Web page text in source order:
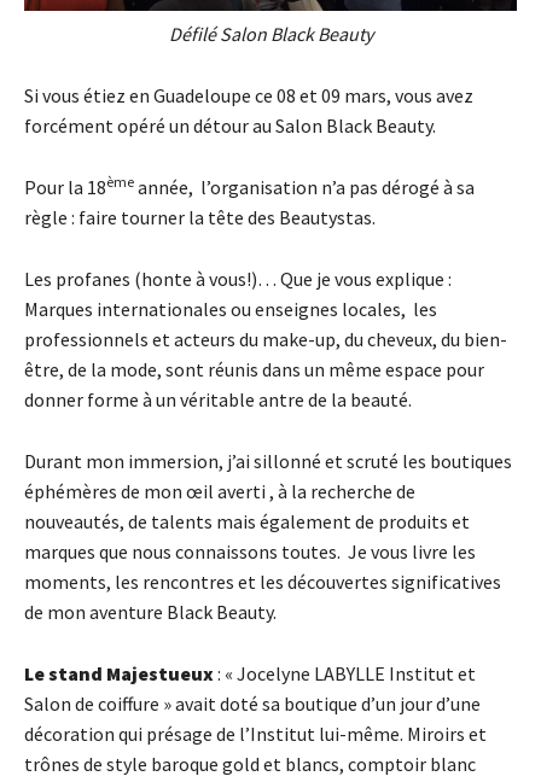
Défilé Salon Black Beauty
Si vous étiez en Guadeloupe ce 08 et 09 mars, vous avez
forcément opéré un détour au Salon Black Beauty.
Pour la 18ème année, l’organisation n’a pas dérogé à sa
règle : faire tourner la tête des Beautystas.
Les profanes (honte à vous!)… Que je vous explique :
Marques internationales ou enseignes locales, les
professionnels et acteurs du make-up, du cheveux, du bien-
être, de la mode, sont réunis dans un même espace pour
donner forme à un véritable antre de la beauté.
Durant mon immersion, j’ai sillonné et scruté les boutiques
éphémères de mon œil averti , à la recherche de
nouveautés, de talents mais également de produits et
marques que nous connaissons toutes. Je vous livre les
moments, les rencontres et les découvertes significatives
de mon aventure Black Beauty.
Le stand Majestueux : « Jocelyne LABYLLE Institut et
Salon de coiffure » avait doté sa boutique d’un jour d’une
décoration qui présage de l’Institut lui-même. Miroirs et
trônes de style baroque gold et blancs, comptoir blanc